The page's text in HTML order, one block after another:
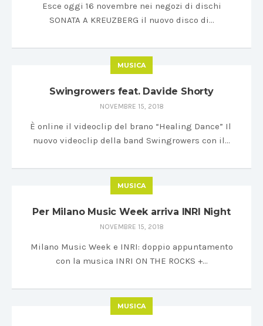
Esce oggi 16 novembre nei negozi di dischi
SONATA A KREUZBERG il nuovo disco di…
MUSICA
Swingrowers feat. Davide Shorty
NOVEMBRE 15, 2018
È online il videoclip del brano “Healing Dance” Il
nuovo videoclip della band Swingrowers con il…
MUSICA
Per Milano Music Week arriva INRI Night
NOVEMBRE 15, 2018
Milano Music Week e INRI: doppio appuntamento
con la musica INRI ON THE ROCKS +…
MUSICA